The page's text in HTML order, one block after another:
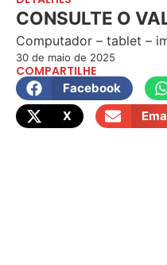
CONSULTE O
Computador – tablet –
30 de maio de 2025
COMPARTILHE
Facebook
X